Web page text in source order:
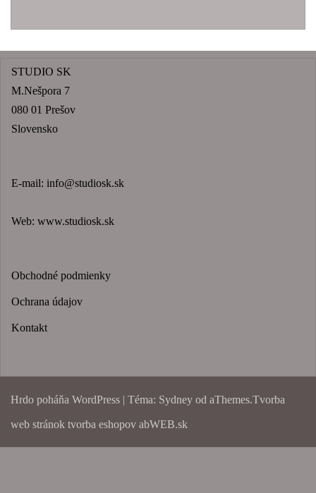
STUDIO SK
M.Nešpora 7
080 01 Prešov
Slovensko
E-mail: info@studiosk.sk
Web: www.studiosk.sk
Obchodné podmienky
Ochrana údajov
Kontakt
Hrdo poháňa WordPress | Téma: Sydney od aThemes.Tvorba
web stránok tvorba eshopov abWEB.sk